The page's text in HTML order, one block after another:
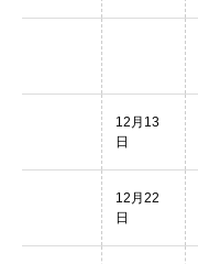
12月13
日
12月22
日